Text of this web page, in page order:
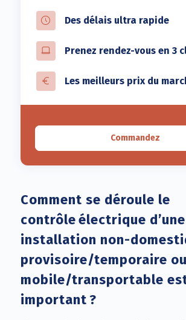
Des délais ultra rapide
Prenez rendez-vous en 3
Les meilleurs prix du
Commandez
Comment se déroule le
contrôle électrique d’une
installation non-
provisoire/temporaire ou
mobile/transportable
important ?